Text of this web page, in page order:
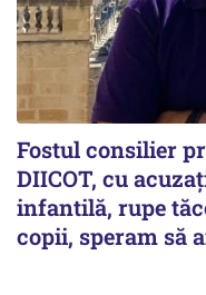
Fostul consilier
DIICOT, cu
infantilă, rupe
copii, speram să